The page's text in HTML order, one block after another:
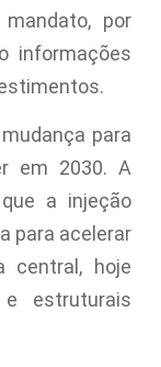
por
informações
para
em 2030. A
a injeção
para acelerar
central, hoje
estruturais